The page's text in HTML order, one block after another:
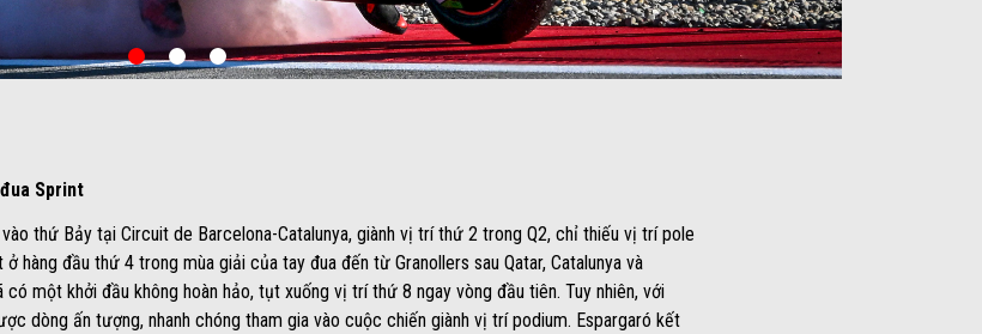
0
item
1
Sprint
thứ Bảy tại Circuit de Barcelona-Catalunya, giành vị trí thứ 2 trong Q2, chỉ thiếu vị trí pole
hàng đầu thứ 4 trong mùa giải của tay đua đến từ Granollers sau Qatar, Catalunya và
một khởi đầu không hoàn hảo, tụt xuống vị trí thứ 8 ngay vòng đầu tiên. Tuy nhiên, với
dòng ấn tượng, nhanh chóng tham gia vào cuộc chiến giành vị trí podium. Espargaró kết